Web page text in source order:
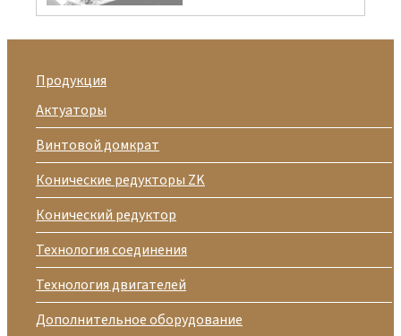
Продукция
Актуаторы
Винтовой домкрат
Конические редукторы ZK
Конический редуктор
Технология соединения
Технология двигателей
Дополнительное оборудование